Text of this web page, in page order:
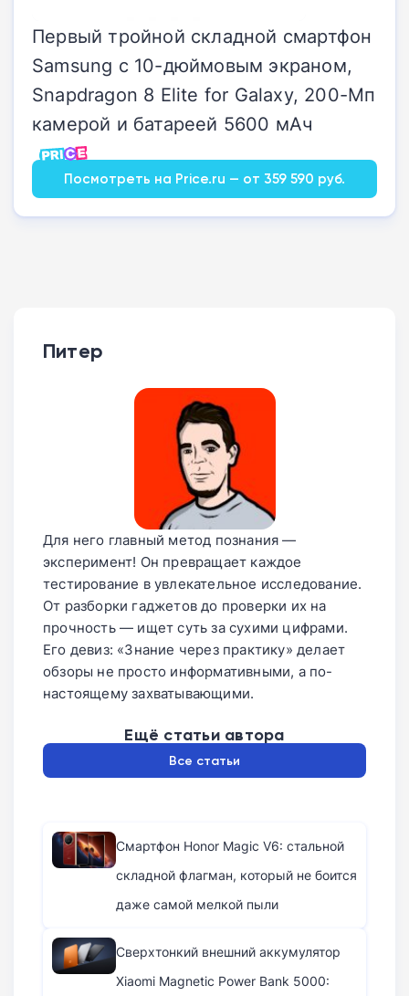
Первый тройной складной смартфон
Samsung с 10-дюймовым экраном,
Snapdragon 8 Elite for Galaxy, 200-Мп
камерой и батареей 5600 мАч
Посмотреть на Price.ru — от 359 590 руб.
Питер
Для него главный метод познания —
эксперимент! Он превращает каждое
тестирование в увлекательное исследование.
От разборки гаджетов до проверки их на
прочность — ищет суть за сухими цифрами.
Его девиз: «Знание через практику» делает
обзоры не просто информативными, а по-
настоящему захватывающими.
Ещё статьи автора
Все статьи
Смартфон Honor Magic V6: стальной
складной флагман, который не боится
даже самой мелкой пыли
Сверхтонкий внешний аккумулятор
Xiaomi Magnetic Power Bank 5000: